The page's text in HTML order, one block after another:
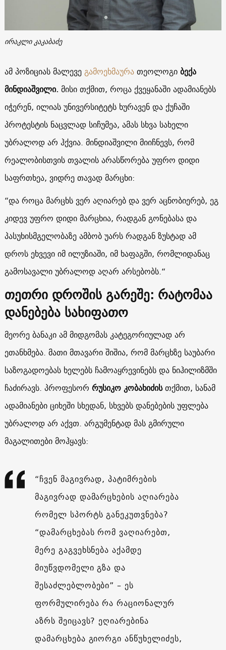
ირაკლი კაკაბაძე
ამ პოზიციას მალევეგამოეხმაურათეოლოგიბექა
მინდიაშვილი. მისი თქმით, როცა ქვეყანაში ადამიანებს
იჭერენ, ილიას უნივერსიტეტს ხურავენ და ქუჩაში
პროტესტის ნაცვლად სიჩუმეა, ამას სხვა სახელი
უბრალოდ არ ჰქვია. მინდიაშვილი მიიჩნევს, რომ
რეალობისთვის თვალის არასწორება უფრო დიდი
საფრთხეა, ვიდრე თავად მარცხი:
“და როცა მარცხს ვერ აღიარებ და ვერ აცნობიერებ, ეგ
კიდევ უფრო დიდი მარცხია, რადგან გონებასა და
პასუხისმგელობაზე ამბობ უარს რადგან ზუსტად ამ
დროს ეხვევი იმ ილუზიაში, იმ ხაფაგში, რომლიდანაც
გამოსავალი უბრალოდ აღარ არსებობს.“
თეთრი დროშის გარეშე: რატომაა
დანებება სახიფათო
მეორე ბანაკი ამ მიდგომას კატეგორიულად არ
ეთანხმება. მათი მთავარი შიშია, რომ მარცხზე საუბარი
საზოგადოებას ხელებს ჩამოაყრევინებს და ნიჰილიზმში
ჩაძირავს. პროფესორ რუსიკო კობახიძისთქმით, სანამ
ადამიანები ციხეში სხედან, სხვებს დანებების უფლება
უბრალოდ არ აქვთ. არგუმენტად მას გმირული
მაგალითები მოჰყავს:
“ჩვენ მაგივრად, პატიმრების
მაგივრად დამარცხების აღიარება
რომელ სპორტს განეკუთვნება?
“დამარცხებას რომ ვაღიარებთ,
მერე გაგვეხსნება აქამდე
მიუწვდომელი გზა და
შესაძლებლობები” – ეს
ფორმულირება რა რაციონალურ
აზრს შეიცავს? ეღიარებინა
დამარცხება გიორგი ანწუხელიძეს,